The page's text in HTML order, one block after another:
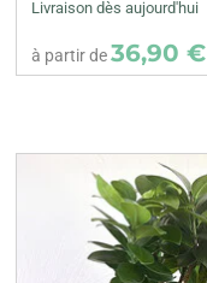
Livraison dès aujourd'hui
à partir de36,90 €